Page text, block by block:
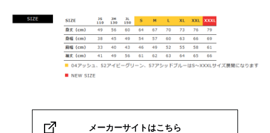
メーカーサイトはこちら